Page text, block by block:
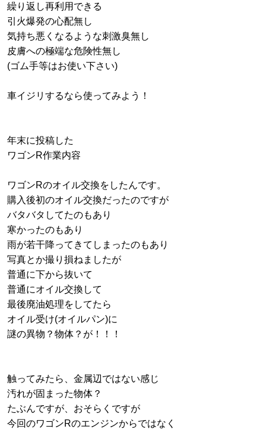
繰り返し再利用できる
引火爆発の心配無し
気持ち悪くなるような刺激臭無し
皮膚への極端な危険性無し
(ゴム手等はお使い下さい)
車イジリするなら使ってみよう！
年末に投稿した
ワゴンR作業内容
ワゴンRのオイル交換をしたんです。
購入後初のオイル交換だったのですが
バタバタしてたのもあり
寒かったのもあり
雨が若干降ってきてしまったのもあり
写真とか撮り損ねましたが
普通に下から抜いて
普通にオイル交換して
最後廃油処理をしてたら
オイル受け(オイルパン)に
謎の異物？物体？が！！！
触ってみたら、金属辺ではない感じ
汚れが固まった物体？
たぶんですが、おそらくですが
今回のワゴンRのエンジンからではなく